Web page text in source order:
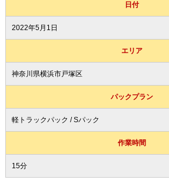
日付
2022年5月1日
エリア
神奈川県横浜市戸塚区
パックプラン
軽トラックパック / Sパック
作業時間
15分